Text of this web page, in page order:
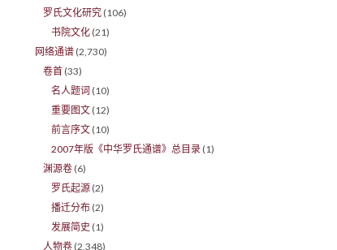
罗氏文化研究 (106)
书院文化 (21)
网络通谱 (2,730)
卷首 (33)
名人题词 (10)
重要图文 (12)
前言序文 (10)
2007年版《中华罗氏通谱》总目录 (1)
渊源卷 (6)
罗氏起源 (2)
播迁分布 (2)
发展简史 (1)
人物卷 (2,348)